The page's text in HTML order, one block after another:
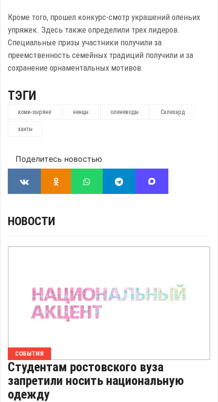
Кроме того, прошел конкурс-смотр украшений оленьих
упряжек. Здесь также определили трех лидеров.
Специальные призы участники получили за
преемственность семейных традиций получили и за
сохранение орнаментальных мотивов.
ТЭГИ
коми-зыряне ненцы оленеводы Салехард
ханты
Поделитесь новостью
НОВОСТИ
СОБЫТИЯ
Студентам ростовского вуза
запретили носить национальную
одежду